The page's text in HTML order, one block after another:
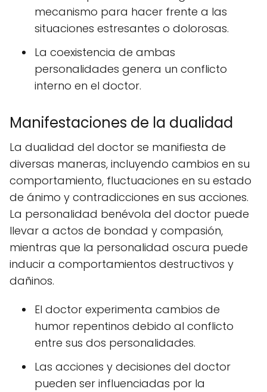
mecanismo para hacer frente a las
situaciones estresantes o dolorosas.
La coexistencia de ambas
personalidades genera un conflicto
interno en el doctor.
Manifestaciones de la dualidad
La dualidad del doctor se manifiesta de
diversas maneras, incluyendo cambios en su
comportamiento, fluctuaciones en su estado
de ánimo y contradicciones en sus acciones.
La personalidad benévola del doctor puede
llevar a actos de bondad y compasión,
mientras que la personalidad oscura puede
inducir a comportamientos destructivos y
dañinos.
El doctor experimenta cambios de
humor repentinos debido al conflicto
entre sus dos personalidades.
Las acciones y decisiones del doctor
pueden ser influenciadas por la